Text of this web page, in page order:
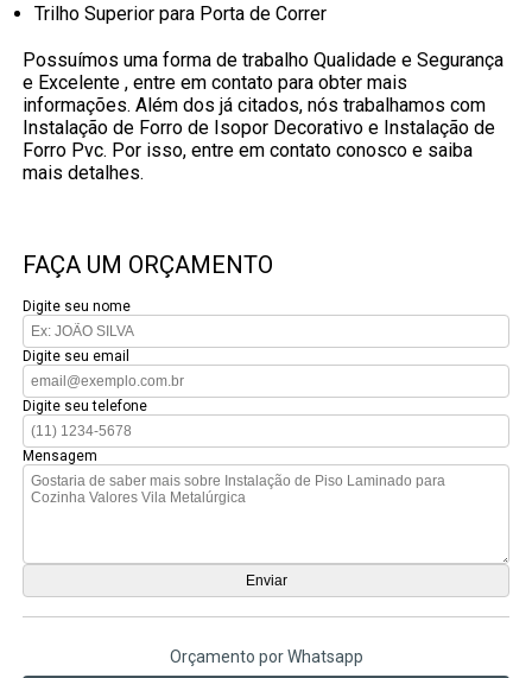
Trilho Superior para Porta de Correr
Possuímos uma forma de trabalho Qualidade e Segurança
e Excelente , entre em contato para obter mais
informações. Além dos já citados, nós trabalhamos com
Instalação de Forro de Isopor Decorativo e Instalação de
Forro Pvc. Por isso, entre em contato conosco e saiba
mais detalhes.
FAÇA UM ORÇAMENTO
Digite seu nome
Digite seu email
Digite seu telefone
Mensagem
Orçamento por Whatsapp